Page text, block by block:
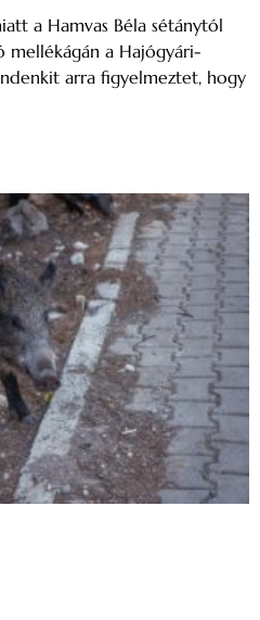
a Hamvas Béla sétánytól
a Hajógyári-
arra figyelmeztet, hogy